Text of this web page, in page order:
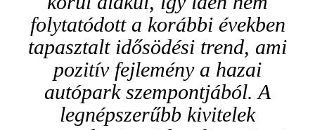
folytatódott a korábbi években
tapasztalt idősödési trend, ami
pozitív fejlemény a hazai
autópark szempontjából. A
legnépszerűbb kivitelek